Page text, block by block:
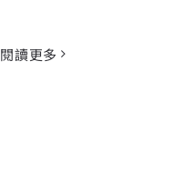
閱讀更多